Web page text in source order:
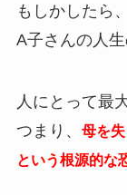
もしかしたら、
A子さんの人生
人にとって最
つまり、 母を
という根源的な